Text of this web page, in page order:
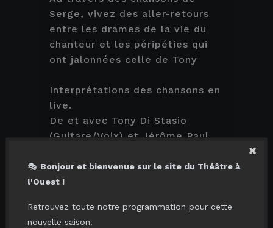
Serge, vivez des aller-retours
entre les drames de la vie du
chanteur et les péripéties qui
ont jalonnées celle de Tony
Interprétations des chansons en
live.
De et avec Tony Di Stasio
(Guitare/Voix) et Jérôme Paul
VOUS AIMERIEZ AUSSI...
×
🎭 Bonjour et bienvenue sur le site du Théâtre à
l'Ouest !
Retrouvez toute notre programmation pour cette
nouvelle saison.